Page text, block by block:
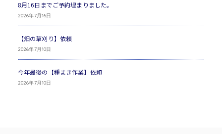
8月16日までご予約埋まりました。
2026年7月16日
【畑の草刈り】依頼
2026年7月10日
今年最後の【種まき作業】依頼
2026年7月10日